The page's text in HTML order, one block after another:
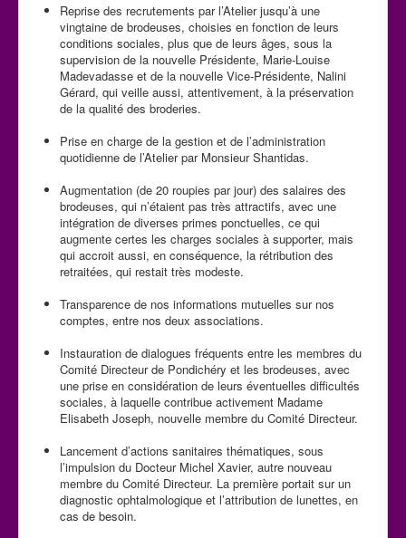
Reprise des recrutements par l’Atelier jusqu’à une
vingtaine de brodeuses, choisies en fonction de leurs
conditions sociales, plus que de leurs âges, sous la
supervision de la nouvelle Présidente, Marie-Louise
Madevadasse et de la nouvelle Vice-Présidente, Nalini
Gérard, qui veille aussi, attentivement, à la préservation
de la qualité des broderies.
Prise en charge de la gestion et de l’administration
quotidienne de l’Atelier par Monsieur Shantidas.
Augmentation (de 20 roupies par jour) des salaires des
brodeuses, qui n’étaient pas très attractifs, avec une
intégration de diverses primes ponctuelles, ce qui
augmente certes les charges sociales à supporter, mais
qui accroit aussi, en conséquence, la rétribution des
retraitées, qui restait très modeste.
Transparence de nos informations mutuelles sur nos
comptes, entre nos deux associations.
Instauration de dialogues fréquents entre les membres du
Comité Directeur de Pondichéry et les brodeuses, avec
une prise en considération de leurs éventuelles difficultés
sociales, à laquelle contribue activement Madame
Elisabeth Joseph, nouvelle membre du Comité Directeur.
Lancement d’actions sanitaires thématiques, sous
l’impulsion du Docteur Michel Xavier, autre nouveau
membre du Comité Directeur. La première portait sur un
diagnostic ophtalmologique et l’attribution de lunettes, en
cas de besoin.